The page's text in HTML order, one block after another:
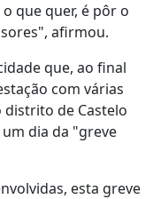
que quer, é pôr o
afirmou.
que, ao final
com várias
de Castelo
dia da "greve
esta greve